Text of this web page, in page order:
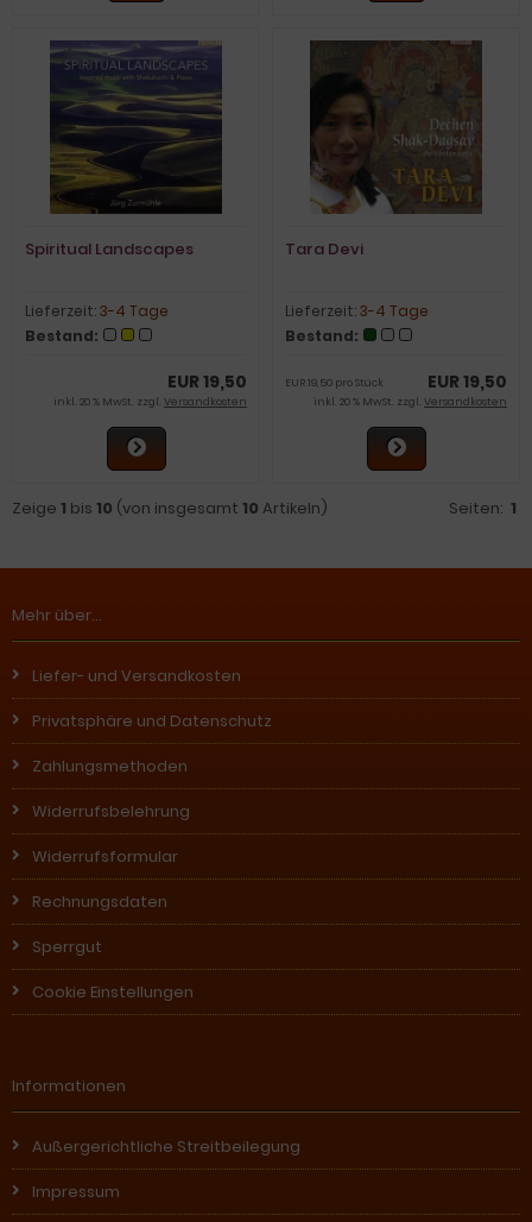
Spiritual Landscapes
Lieferzeit:3-4 Tage
Bestand:
EUR 19,50
inkl. 20 % MwSt. zzgl. Versandkosten
Tara Devi
Lieferzeit:3-4 Tage
Bestand:
EUR 19,50
EUR 19,50 pro Stück
inkl. 20 % MwSt. zzgl. Versandkosten
Zeige 1 bis 10 (von insgesamt 10 Artikeln) Seiten: 1
Mehr über...
Liefer- und Versandkosten
Privatsphäre und Datenschutz
Zahlungsmethoden
Widerrufsbelehrung
Widerrufsformular
Rechnungsdaten
Sperrgut
Cookie Einstellungen
Informationen
Außergerichtliche Streitbeilegung
Impressum